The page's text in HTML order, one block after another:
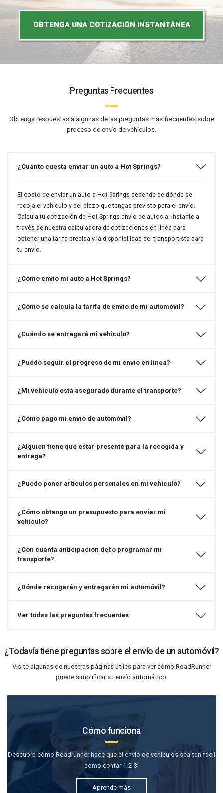
OBTENGA UNA COTIZACIÓN INSTANTÁNEA
Preguntas Frecuentes
Obtenga respuestas a algunas de las preguntas más frecuentes sobre
proceso de envío de vehículos.
¿Cuánto cuesta enviar un auto a Hot Springs?
El costo de enviar un auto a Hot Springs depende de dónde se
recoja el vehículo y del plazo que tengas previsto para el envío.
Calcula tu cotización de Hot Springs envío de autos al instante a
través de nuestra calculadora de cotizaciones en línea para
obtener una tarifa precisa y la disponibilidad del transportista para
tu envío.
¿Cómo envío mi auto a Hot Springs?
¿Cómo se calcula la tarifa de envío de mi automóvil?
¿Cuándo se entregará mi vehículo?
¿Puedo seguir el progreso de mi envío en línea?
¿Mi vehículo está asegurado durante el transporte?
¿Cómo pago mi envío de automóvil?
¿Alguien tiene que estar presente para la recogida y
entrega?
¿Puedo poner artículos personales en mi vehículo?
¿Cómo obtengo un presupuesto para enviar mi
vehículo?
¿Con cuánta anticipación debo programar mi
transporte?
¿Dónde recogerán y entregarán mi automóvil?
Ver todas las preguntas frecuentes
¿Todavía tiene preguntas sobre el envío de un automóvil?
Visite algunas de nuestras páginas útiles para ver cómo RoadRunner
puede simplificar su envío automático.
Cómo funciona
Descubra cómo Roadrunner hace que el envío de vehículos sea tan fácil
como contar 1-2-3.
Aprende más